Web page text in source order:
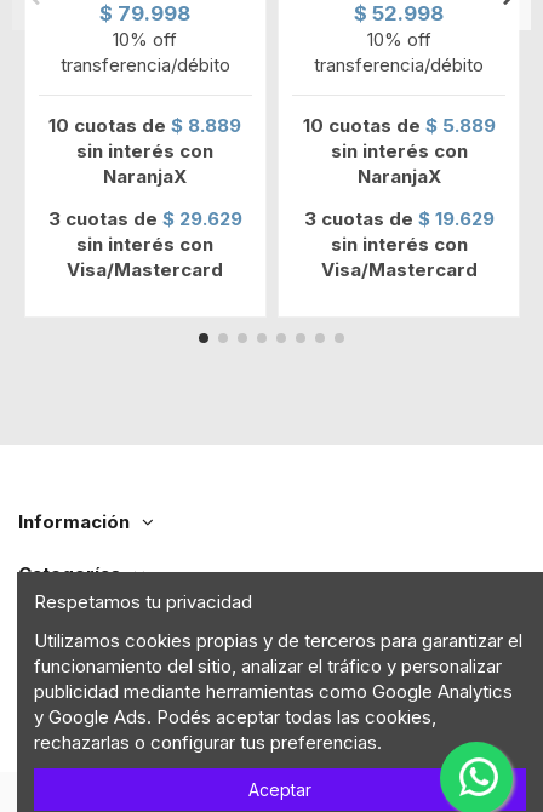
$ 79.998
10% off
transferencia/débito
10 cuotas de$ 8.889
sin interés con
NaranjaX
3 cuotas de $ 29.629
sin interés con
Visa/Mastercard
$ 52.998
10% off
transferencia/débito
10 cuotas de $ 5.889
sin interés con
NaranjaX
3 cuotas de $ 19.629
sin interés con
Visa/Mastercard
Información
Categorías
Seguinos
Respetamos tu privacidad
Utilizamos cookies propias y de terceros para garantizar el
funcionamiento del sitio, analizar el tráfico y personalizar
publicidad mediante herramientas como Google Analytics
y Google Ads. Podés aceptar todas las cookies,
rechazarlas o configurar tus preferencias.
Aceptar